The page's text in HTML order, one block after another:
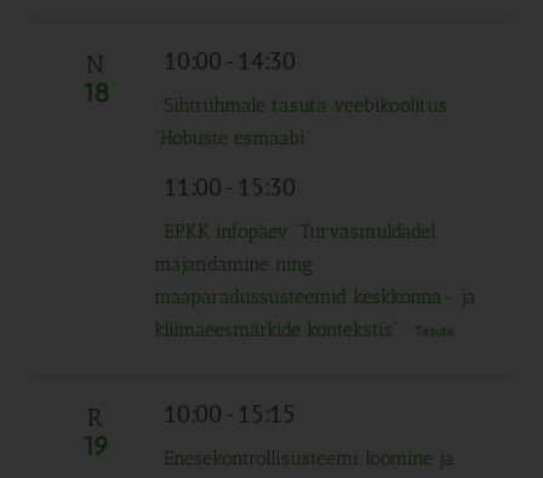
N
18
10:00- 14:30
Sihtrühmale tasuta veebikoolitus
“Hobuste esmaabi”
11:00- 15:30
EPKK infopäev “Turvasmuldadel
majandamine ning
maaparadussüsteemid keskkonna- ja
kliimaeesmärkide kontekstis”
Tasuta
R
19
10:00- 15:15
Enesekontrollisüsteemi loomine ja